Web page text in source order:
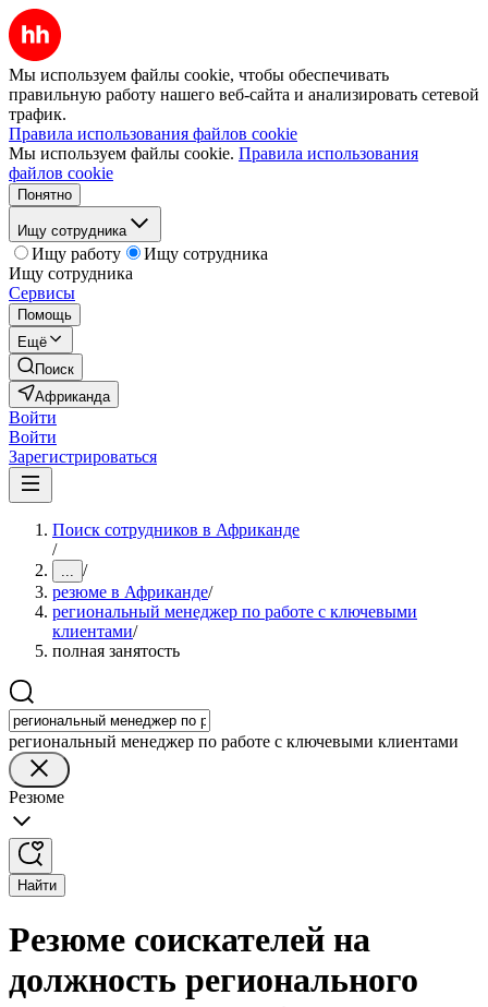
Мы используем файлы cookie, чтобы обеспечивать
правильную работу нашего веб-сайта и анализировать сетевой
трафик.
Правила использования файлов cookie
Мы используем файлы cookie. Правила использования
файлов cookie
Понятно
Ищу сотрудника
Ищу работу
Ищу сотрудника
Ищу сотрудника
Сервисы
Помощь
Ещё
Поиск
Африканда
Войти
Войти
Зарегистрироваться
Поиск сотрудников в Африканде
/
... /
резюме в Африканде/
региональный менеджер по работе с ключевыми
клиентами/
полная занятость
региональный менеджер по работе с ключевыми клиентами
Резюме
Найти
Резюме соискателей на
должность регионального